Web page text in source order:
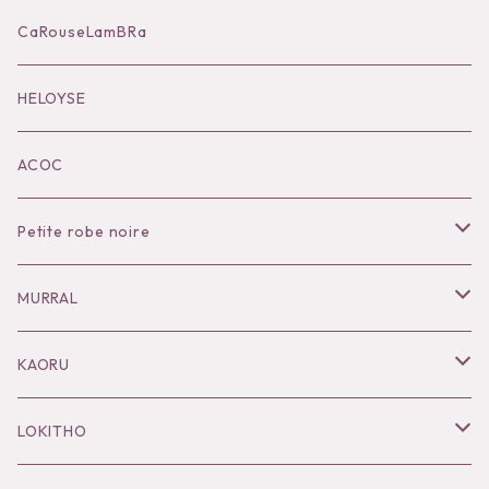
Accessories
Black series
KOKO別注
CaRouseLamBRa
HELOYSE
ACOC
Petite robe noire
Necklace
Pierce
Bracelet／Bangle
MURRAL
Outer
Tops
KAORU
Necklace
LOKITHO